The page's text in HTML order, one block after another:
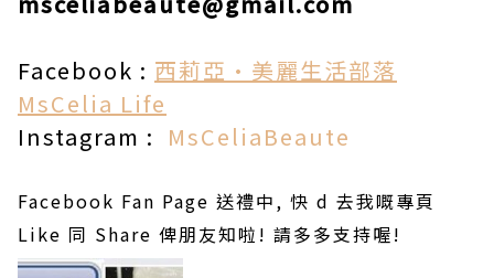
Facebook : 西莉亞•美麗生活部落
MsCelia Life
Instagram : MsCeliaBeaute
Facebook Fan Page 送禮中, 快 d 去我嘅專頁
Like 同 Share 俾朋友知啦! 請多多支持喔!